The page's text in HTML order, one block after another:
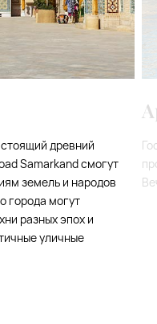
древний
Samarkand смогут
земель и народов
города могут
разных эпох и
уличные